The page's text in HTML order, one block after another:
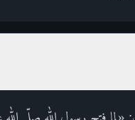
فتح رسول الله صلّى الله